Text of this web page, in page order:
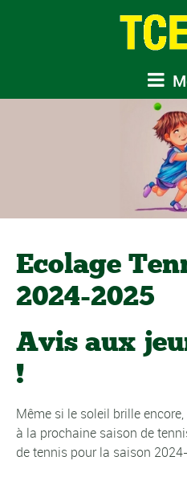
Ecolage
2024-2025
Avis aux
!
Même si le soleil brille
à la prochaine saison de
de tennis pour la saison